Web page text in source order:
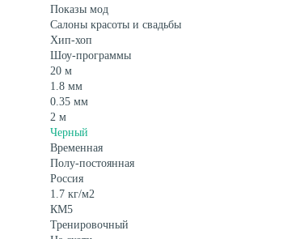
Показы мод
Салоны красоты и свадьбы
Хип-хоп
Шоу-программы
20 м
1.8 мм
0.35 мм
2 м
Черный
Временная
Полу-постоянная
Россия
1.7 кг/м2
КМ5
Тренировочный